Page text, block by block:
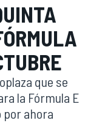
que se
la Fórmula E
por ahora